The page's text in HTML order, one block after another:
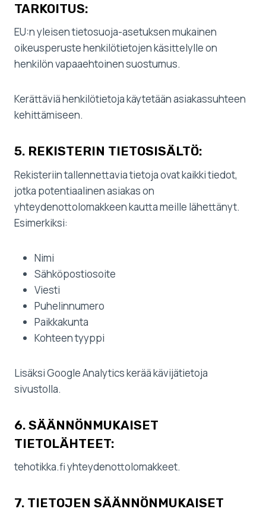
TARKOITUS:
EU:n yleisen tietosuoja-asetuksen mukainen
oikeusperuste henkilötietojen käsittelylle on
henkilön vapaaehtoinen suostumus.
Kerättäviä henkilötietoja käytetään asiakassuhteen
kehittämiseen.
5. REKISTERIN TIETOSISÄLTÖ:
Rekisteriin tallennettavia tietoja ovat kaikki tiedot,
jotka potentiaalinen asiakas on
yhteydenottolomakkeen kautta meille lähettänyt.
Esimerkiksi:
Nimi
Sähköpostiosoite
Viesti
Puhelinnumero
Paikkakunta
Kohteen tyyppi
Lisäksi Google Analytics kerää kävijätietoja
sivustolla.
6. SÄÄNNÖNMUKAISET
TIETOLÄHTEET:
tehotikka.fi yhteydenottolomakkeet.
7. TIETOJEN SÄÄNNÖNMUKAISET